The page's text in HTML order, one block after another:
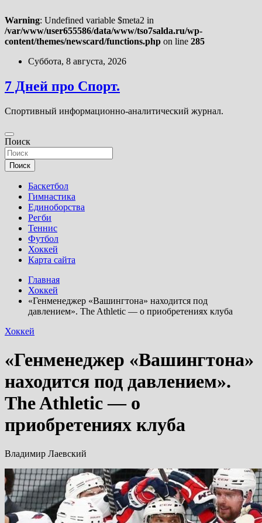
Warning: Undefined variable $meta2 in
/var/www/user655586/data/www/tso7salda.ru/wp-
content/themes/newscard/functions.php on line 285
Перейти
содержимому
Суббота, 8 августа, 2026
7 Дней про Спорт.
Спортивный информационно-аналитический журнал.
Поиск
Поиск
Баскетбол
Гимнастика
Единоборства
Регби
Теннис
Футбол
Хоккей
Карта сайта
Главная
Хоккей
«Генменеджер «Вашингтона» находится под
давлением». The Athletic — о приобретениях клуба
Хоккей
«Генменеджер «Вашингтона»
находится под давлением».
The Athletic — о
приобретениях клуба
Владимир Лаевский